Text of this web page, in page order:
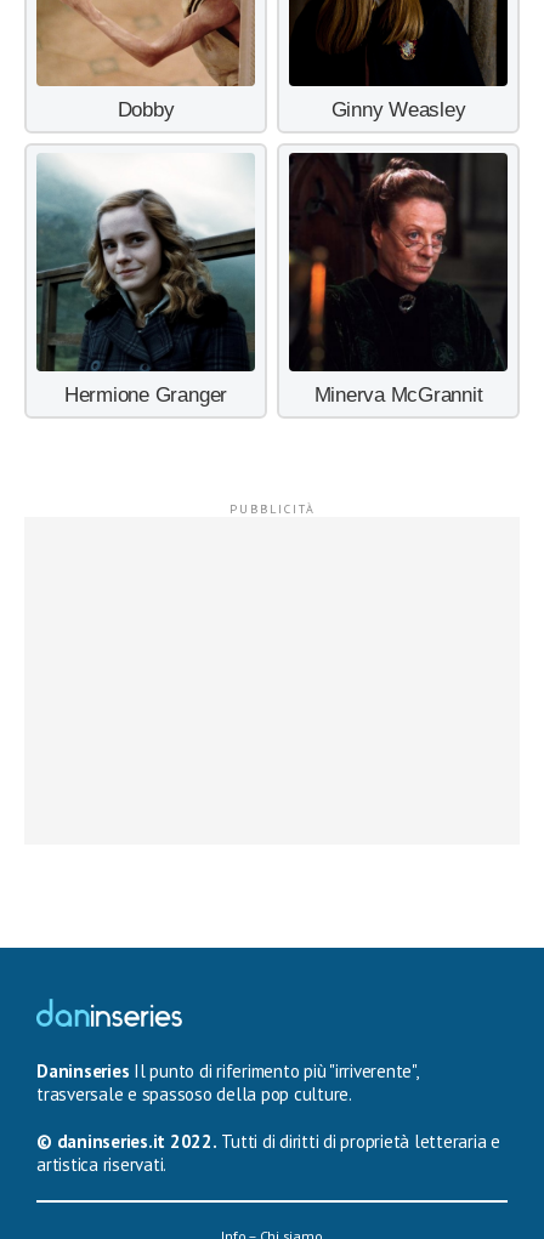
Dobby Ginny Weasley
Hermione Granger Minerva McGrannit
Daninseries Il punto di riferimento più "irriverente",
trasversale e spassoso della pop culture.
© daninseries.it 2022. Tutti di diritti di proprietà letteraria e
artistica riservati.